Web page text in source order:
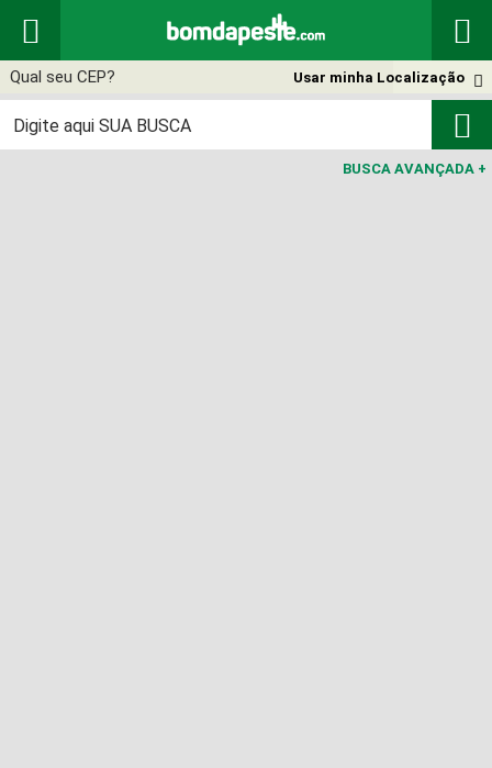
 

Usar minha Localização

BUSCA AVANÇADA +